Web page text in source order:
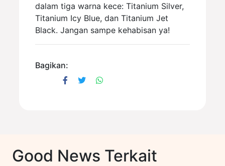
dalam tiga warna kece: Titanium Silver,
Titanium Icy Blue, dan Titanium Jet
Black. Jangan sampe kehabisan ya!
Bagikan:
Good News Terkait